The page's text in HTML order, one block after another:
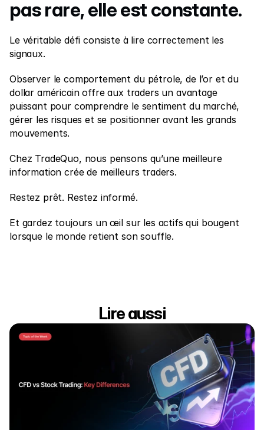
pas rare, elle est constante.
Le véritable défi consiste à lire correctement les
signaux.
Observer le comportement du pétrole, de l’or et du
dollar américain offre aux traders un avantage
puissant pour comprendre le sentiment du marché,
gérer les risques et se positionner avant les grands
mouvements.
Chez TradeQuo, nous pensons qu’une meilleure
information crée de meilleurs traders.
Restez prêt. Restez informé.
Et gardez toujours un œil sur les actifs qui bougent
lorsque le monde retient son souffle.
Lire aussi